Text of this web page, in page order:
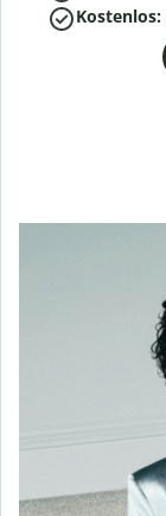
Kostenlos: